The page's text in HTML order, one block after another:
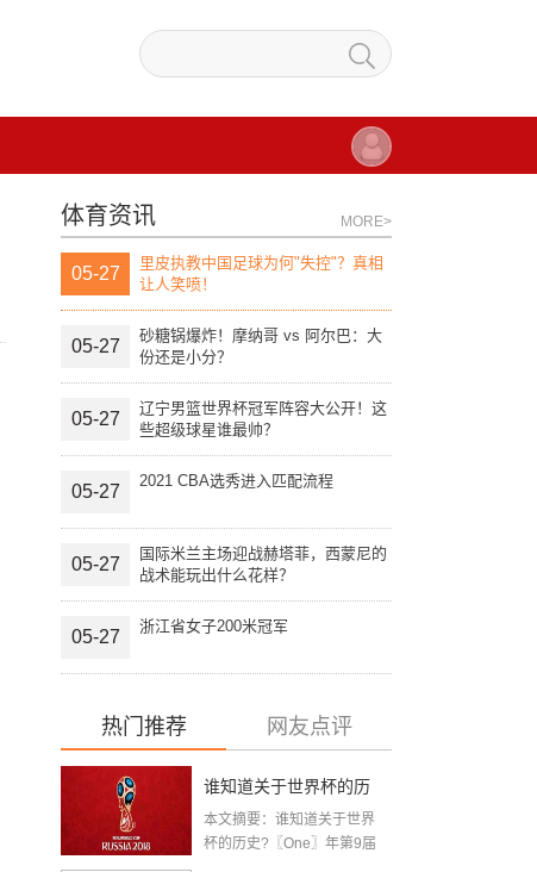
体育资讯 MORE>
05-27
里皮执教中国足球为何"失控"？真相
让人笑喷！
05-27
砂糖锅爆炸！摩纳哥 vs 阿尔巴：大
份还是小分？
05-27
辽宁男篮世界杯冠军阵容大公开！这
些超级球星谁最帅？
05-27
2021 CBA选秀进入匹配流程
05-27
国际米兰主场迎战赫塔菲，西蒙尼的
战术能玩出什么花样？
05-27
浙江省女子200米冠军
热门推荐 网友点评
谁知道关于世界杯的历
史 「十二月四号世界杯
本文摘要：谁知道关于世界
杯的历史?〖One〗年第9届